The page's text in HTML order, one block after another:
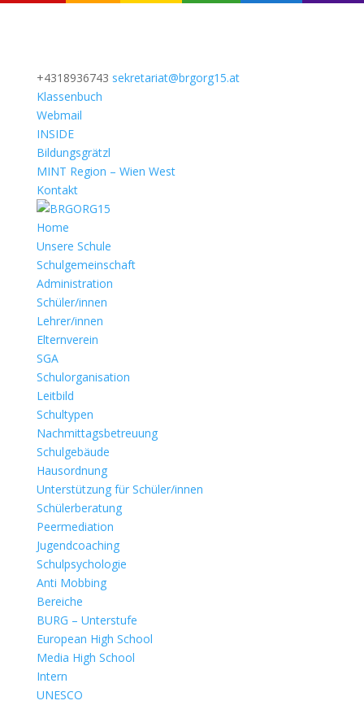
+4318936743 sekretariat@brgorg15.at
Klassenbuch
Webmail
INSIDE
Bildungsgrätzl
MINT Region – Wien West
Kontakt
Home
Unsere Schule
Schulgemeinschaft
Administration
Schüler/innen
Lehrer/innen
Elternverein
SGA
Schulorganisation
Leitbild
Schultypen
Nachmittagsbetreuung
Schulgebäude
Hausordnung
Unterstützung für Schüler/innen
Schülerberatung
Peermediation
Jugendcoaching
Schulpsychologie
Anti Mobbing
Bereiche
BURG – Unterstufe
European High School
Media High School
Intern
UNESCO